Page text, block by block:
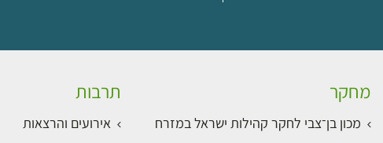
מחקר
מכון בן־צבי לחקר קהילות ישראל במזרח
תרבות
אירועים והרצאות